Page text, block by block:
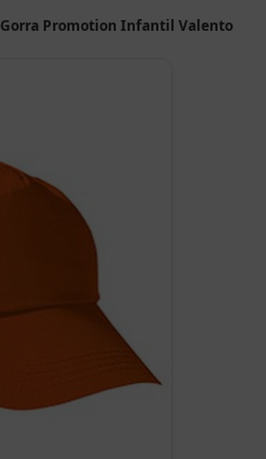
Gorra Promotion Infantil Valento